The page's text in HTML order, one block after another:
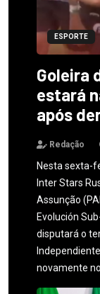
ESPORTE
Goleira
estará
após
Redação
Nesta sexta-
Inter Stars
Assunção
Evolución
disputará o
novamente